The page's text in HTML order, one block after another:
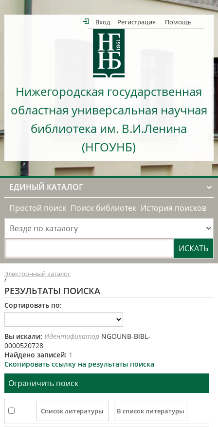
Вход Регистрация Помощь
Нижегородская государственная
областная универсальная научная
библиотека им. В.И.Ленина
(НГОУНБ)
ЕДИНЫЙ КАТАЛОГ
Простой поиск Поиск библиотек История поисков
Везде по каталогу
Электронный каталог
/
РЕЗУЛЬТАТЫ ПОИСКА
Сортировать по:
Вы искали: ИдентификаторNGOUNB-BIBL-
0000520728
Найдено записей: 1
Скопировать ссылку на результаты поиска
Ограничить поиск